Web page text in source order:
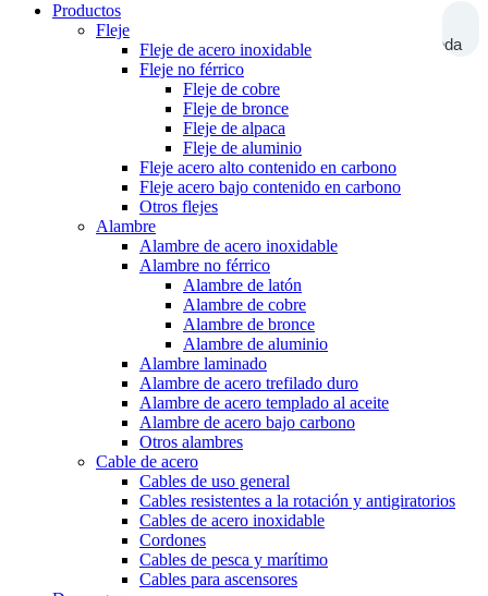
Búsqueda
Productos
Fleje
Fleje de acero inoxidable
Fleje no férrico
Fleje de cobre
Fleje de bronce
Fleje de alpaca
Fleje de aluminio
Fleje acero alto contenido en carbono
Fleje acero bajo contenido en carbono
Otros flejes
Alambre
Alambre de acero inoxidable
Alambre no férrico
Alambre de latón
Alambre de cobre
Alambre de bronce
Alambre de aluminio
Alambre laminado
Alambre de acero trefilado duro
Alambre de acero templado al aceite
Alambre de acero bajo carbono
Otros alambres
Cable de acero
Cables de uso general
Cables resistentes a la rotación y antigiratorios
Cables de acero inoxidable
Cordones
Cables de pesca y marítimo
Cables para ascensores